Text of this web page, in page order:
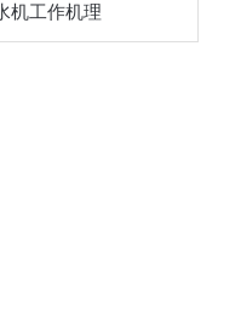
机工作机理